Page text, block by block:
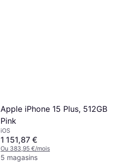
Apple iPhone 15 Plus, 512GB
Pink
iOS
1 151,87 €
Ou 383,95 €/mois
5 magasins